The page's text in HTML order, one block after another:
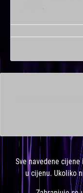
.
Sve navedene
u cijenu. Ukoliko